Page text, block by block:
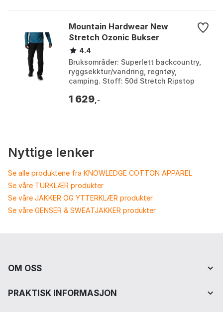
Mountain Hardwear New
Stretch Ozonic Bukser
4.4
Bruksområder: Superlett backcountry,
ryggsekktur/vandring, regntøy,
camping. Stoff: 50d Stretch Ripstop
Elastisk midjebånd, ve...
1 629 ,-
Nyttige lenker
Se alle produktene fra KNOWLEDGE COTTON APPAREL
Se våre TURKLÆR produkter
Se våre JAKKER OG YTTERKLÆR produkter
Se våre GENSER & SWEATJAKKER produkter
OM OSS
PRAKTISK INFORMASJON